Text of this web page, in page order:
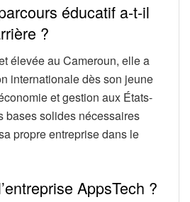
éducatif a-t-il
?
élevée au Cameroun, elle a
internationale dès son jeune
et gestion aux États-
bases solides nécessaires
propre entreprise dans le
AppsTech ?